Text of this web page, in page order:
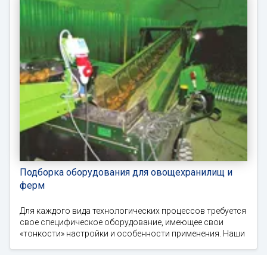
Подборка оборудования для овощехранилищ и
ферм
Для каждого вида технологических процессов требуется
свое специфическое оборудование, имеющее свои
«тонкости» настройки и особенности применения. Наши